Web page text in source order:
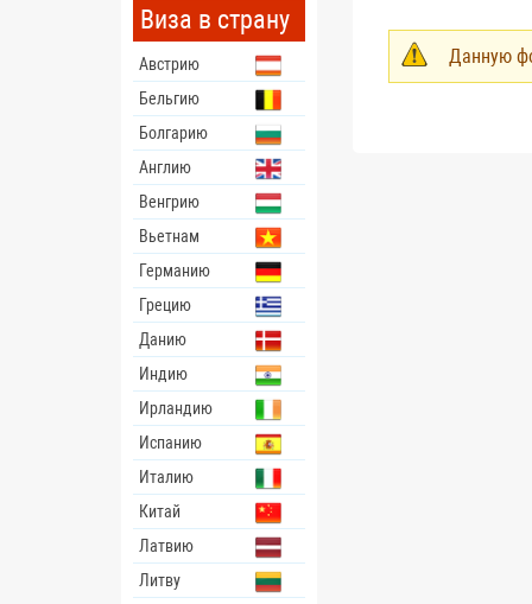
Виза в страну
Австрию
Бельгию
Болгарию
Англию
Венгрию
Вьетнам
Германию
Грецию
Данию
Индию
Ирландию
Испанию
Италию
Китай
Латвию
Литву
Данную